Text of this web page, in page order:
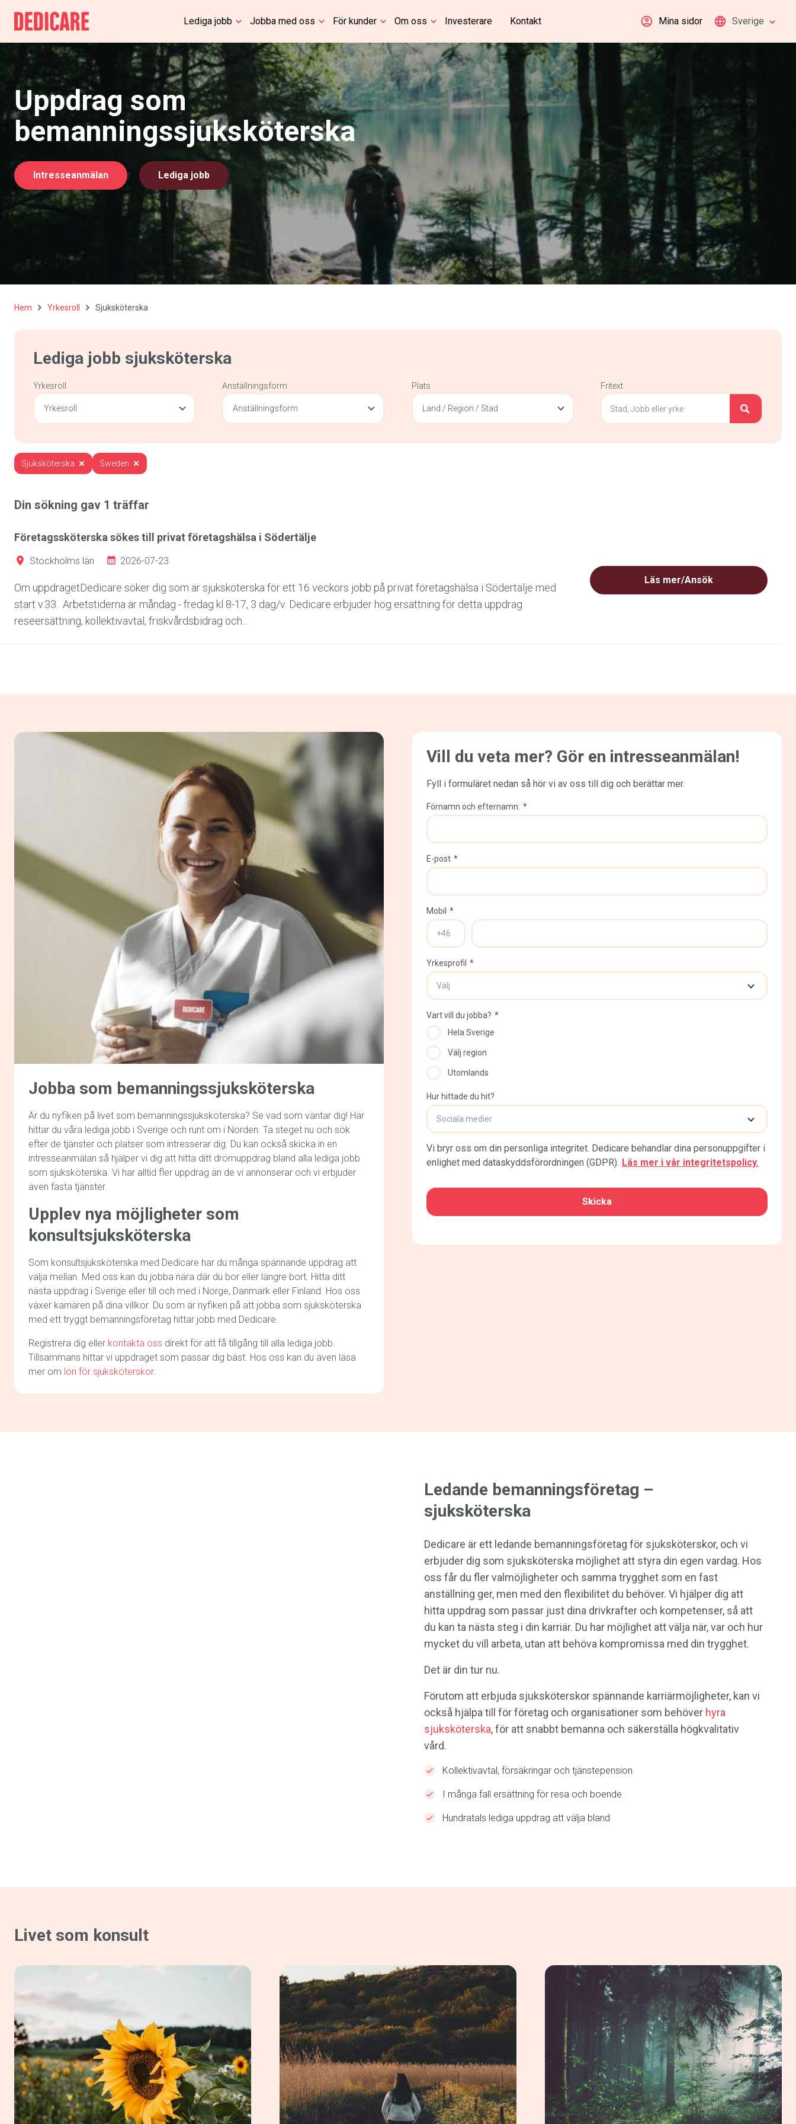
Lediga jobb Jobba med oss För kunder Om oss Investerare Kontakt Mina sidor Sverige
Uppdrag som
bemanningssjuksköterska
Intresseanmälan Lediga jobb
Hem Yrkesroll Sjuksköterska
Lediga jobb sjuksköterska
Yrkesroll
Yrkesroll
Anställningsform
Anställningsform
Plats
Land / Region / Stad
Fritext
Sjuksköterska Sweden
Din sökning gav 1 träffar
Företagssköterska sökes till privat företagshälsa i Södertälje
Stockholms län 2026-07-23
Om uppdragetDedicare söker dig som är sjuksköterska för ett 16 veckors jobb på privat företagshälsa i Södertälje med
start v.33. Arbetstiderna är måndag - fredag kl 8-17, 3 dag/v. Dedicare erbjuder hög ersättning för detta uppdrag
reseersättning, kollektivavtal, friskvårdsbidrag och...
Läs mer/Ansök
Jobba som bemanningssjuksköterska
Är du nyfiken på livet som bemanningssjuksköterska? Se vad som väntar dig! Här
hittar du våra lediga jobb i Sverige och runt om i Norden. Ta steget nu och sök
efter de tjänster och platser som intresserar dig. Du kan också skicka in en
intresseanmälan så hjälper vi dig att hitta ditt drömuppdrag bland alla lediga jobb
som sjuksköterska. Vi har alltid fler uppdrag än de vi annonserar och vi erbjuder
även fasta tjänster.
Upplev nya möjligheter som
konsultsjuksköterska
Som konsultsjuksköterska med Dedicare har du många spännande uppdrag att
välja mellan. Med oss kan du jobba nära där du bor eller längre bort. Hitta ditt
nästa uppdrag i Sverige eller till och med i Norge, Danmark eller Finland. Hos oss
växer karriären på dina villkor. Du som är nyfiken på att jobba som sjuksköterska
med ett tryggt bemanningsföretag hittar jobb med Dedicare.
Registrera dig eller kontakta oss direkt för att få tillgång till alla lediga jobb.
Tillsammans hittar vi uppdraget som passar dig bäst. Hos oss kan du även läsa
mer om lön för sjuksköterskor.
Vill du veta mer? Gör en intresseanmälan!
Fyll i formuläret nedan så hör vi av oss till dig och berättar mer.
Förnamn och efternamn: *
E-post *
Mobil *
Yrkesprofil *
Vart vill du jobba? *
Hela Sverige
Välj region
Utomlands
Hur hittade du hit?
Vi bryr oss om din personliga integritet. Dedicare behandlar dina personuppgifter i
enlighet med dataskyddsförordningen (GDPR). Läs mer i vår integritetspolicy.
CAPTCHA
Ledande bemanningsföretag –
sjuksköterska
Dedicare är ett ledande bemanningsföretag för sjuksköterskor, och vi
erbjuder dig som sjuksköterska möjlighet att styra din egen vardag. Hos
oss får du fler valmöjligheter och samma trygghet som en fast
anställning ger, men med den flexibilitet du behöver. Vi hjälper dig att
hitta uppdrag som passar just dina drivkrafter och kompetenser, så att
du kan ta nästa steg i din karriär. Du har möjlighet att välja när, var och hur
mycket du vill arbeta, utan att behöva kompromissa med din trygghet.
Det är din tur nu.
Förutom att erbjuda sjuksköterskor spännande karriärmöjligheter, kan vi
också hjälpa till för företag och organisationer som behöver hyra
sjuksköterska, för att snabbt bemanna och säkerställa högkvalitativ
vård.
Kollektivavtal, försäkringar och tjänstepension
I många fall ersättning för resa och boende
Hundratals lediga uppdrag att välja bland
Livet som konsult